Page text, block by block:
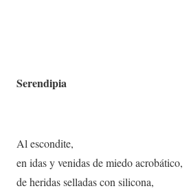
Serendipia
Al escondite,
en idas y venidas de miedo acrobático,
de heridas selladas con silicona,